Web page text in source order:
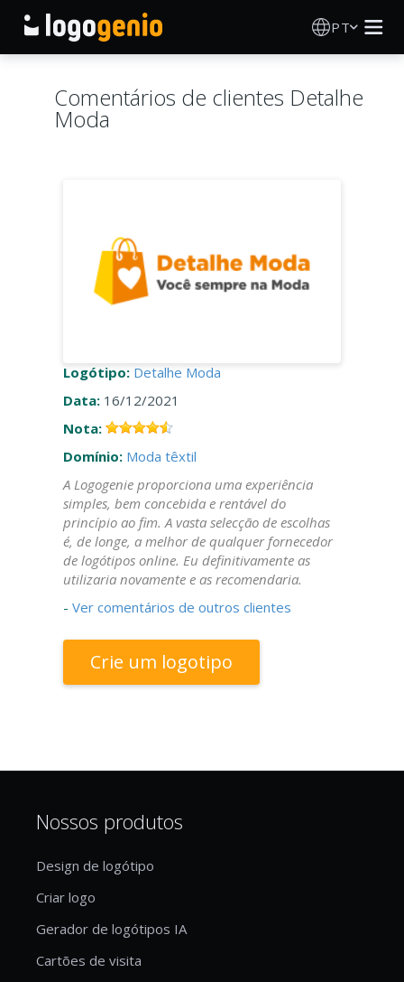
PT
Gerador de logótipos IA
INICIAR SESSÃO
Comentários de clientes Detalhe
Moda
Logótipo: Detalhe Moda
Data: 16/12/2021
Nota:
Domínio: Moda têxtil
A Logogenie proporciona uma experiência
simples, bem concebida e rentável do
princípio ao fim. A vasta selecção de escolhas
é, de longe, a melhor de qualquer fornecedor
de logótipos online. Eu definitivamente as
utilizaria novamente e as recomendaria.
- Ver comentários de outros clientes
Crie um logotipo
Nossos produtos
Design de logótipo
Criar logo
Gerador de logótipos IA
Cartões de visita